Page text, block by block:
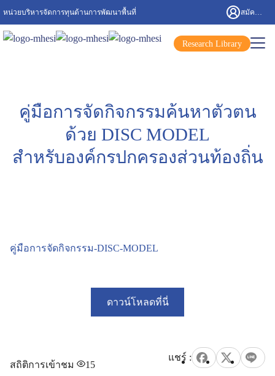
หน่วยบริหารจัดการทุนด้านการพัฒนาพื้นที่
Research Library
คู่มือการจัดกิจกรรมค้นหาตัวตน
ด้วย DISC MODEL
สำหรับองค์กรปกครองส่วนท้องถิ่น
คู่มือการจัดกิจกรรม-DISC-MODEL
ดาวน์โหลดที่นี่
สถิติการเข้าชม 15